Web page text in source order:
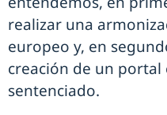
realizar una
europeo y, en
creación de un
sentenciado.